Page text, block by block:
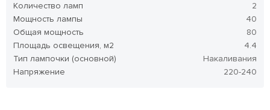
Количество ламп
2
Мощность лампы
40
Общая мощность
80
Площадь освещения, м2
4.4
Тип лампочки (основной)
Накаливания
Напряжение
220-240